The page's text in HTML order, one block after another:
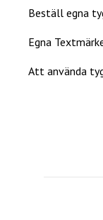
Beställ egna
Egna
Att använda